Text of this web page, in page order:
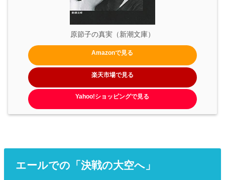
原節子の真実（新潮文庫）
Amazonで見る
楽天市場で見る
Yahoo!ショッピングで見る
エールでの「決戦の大空へ」